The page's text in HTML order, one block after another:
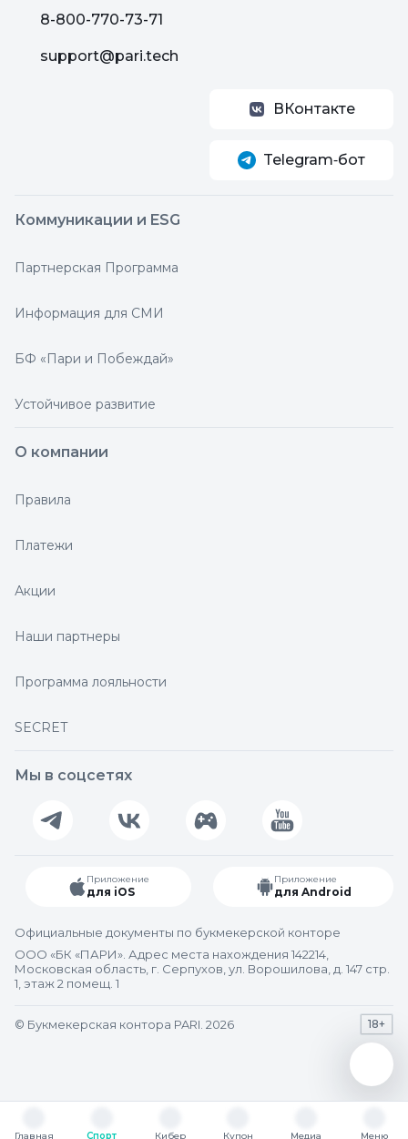
8-800-770-73-71
support@pari.tech
ВКонтакте
Telegram‑бот
Коммуникации и ESG
Партнерская Программа
Информация для СМИ
БФ «Пари и Побеждай»
Устойчивое развитие
О компании
Правила
Платежи
Акции
Наши партнеры
Программа лояльности
SECRET
Мы в соцсетях
Приложение
для iOS
Приложение
для Android
Официальные документы по букмекерской конторе
ООО «БК «ПАРИ». Адрес места нахождения 142214,
Московская область, г. Серпухов, ул. Ворошилова, д. 147 стр.
1, этаж 2 помещ. 1
© Букмекерская контора PARI. 2026 18+
Главная Спорт Кибер Купон Медиа Меню